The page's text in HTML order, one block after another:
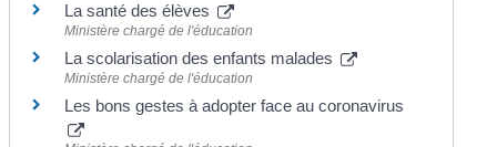
La santé des élèves
Ministère chargé de l'éducation
La scolarisation des enfants malades
Ministère chargé de l'éducation
Les bons gestes à adopter face au coronavirus